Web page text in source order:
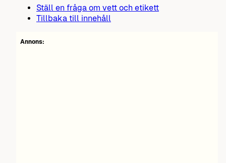
Ställ en fråga om vett och etikett
Tillbaka till innehåll
Annons: